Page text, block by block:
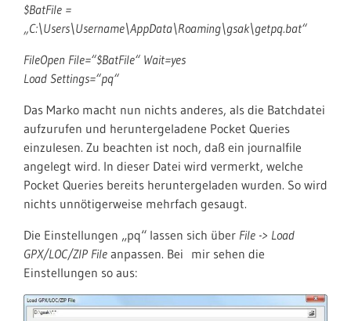
$BatFile =
„C:\Users\Username\AppData\Roaming\gsak\getpq.bat“
FileOpen File=“$BatFile“ Wait=yes
Load Settings=“pq“
Das Marko macht nun nichts anderes, als die Batchdatei
aufzurufen und heruntergeladene Pocket Queries
einzulesen. Zu beachten ist noch, daß ein journalfile
angelegt wird. In dieser Datei wird vermerkt, welche
Pocket Queries bereits heruntergeladen wurden. So wird
nichts unnötigerweise mehrfach gesaugt.
Die Einstellungen „pq“ lassen sich über File -> Load
GPX/LOC/ZIP File anpassen. Bei mir sehen die
Einstellungen so aus: